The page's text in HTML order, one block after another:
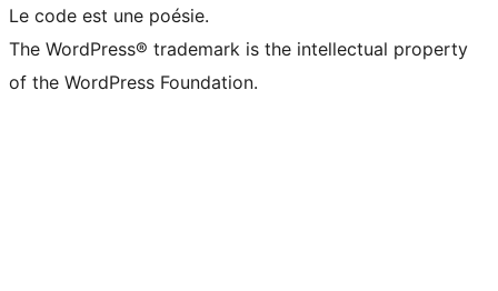
Le code est une poésie.
The WordPress® trademark is the intellectual property
of the WordPress Foundation.